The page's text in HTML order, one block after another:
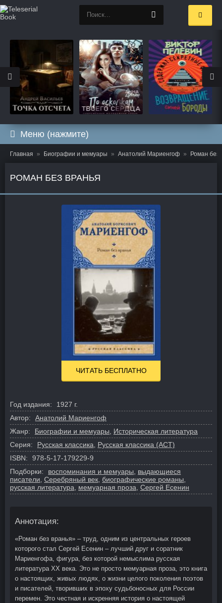
Меню (нажмите)
Главная Биографии и мемуары Анатолий Мариенгоф Роман без
РОМАН БЕЗ ВРАНЬЯ
ЧИТАТЬ БЕСПЛАТНО
Год издания:
1927 г.
Автор:
Анатолий Мариенгоф
Жанр:
Биографии и мемуары, Историческая литература
Серия:
Русская классика, Русская классика (АСТ)
ISBN:
978-5-17-179229-9
Подборки:
воспоминания и мемуары, выдающиеся
писатели, Серебряный век, биографические романы,
русская литература, мемуарная проза, Сергей Есенин
Аннотация:
«Роман без вранья» – труд, одним из центральных героев
которого стал Сергей Есенин – лучший друг и соратник
Мариенгофа, фигура, без которой немыслима русская
литература XX века. Это не просто мемуарная проза, это книга
о настоящих, живых людях, о жизни целого поколения поэтов
и писателей, творивших в эпоху судьбоносных для России
перемен. Это честная и искренняя история о настоящей